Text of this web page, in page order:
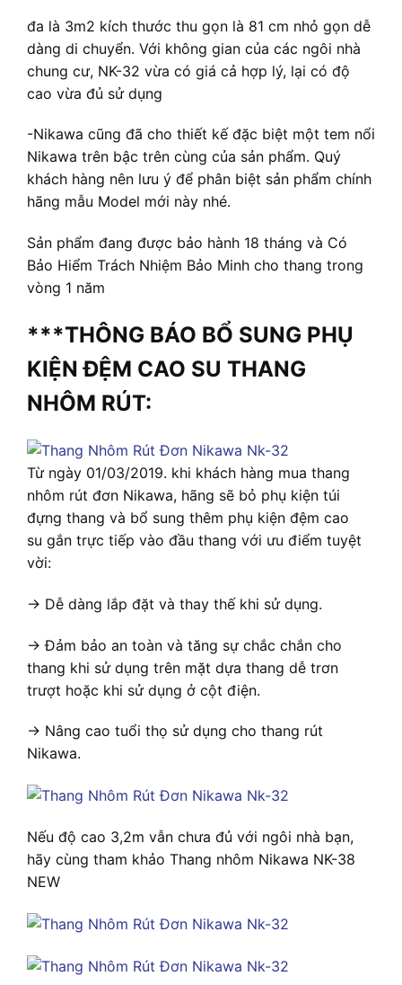
đa là 3m2 kích thước thu gọn là 81 cm nhỏ gọn dễ
dàng di chuyển. Với không gian của các ngôi nhà
chung cư, NK-32 vừa có giá cả hợp lý, lại có độ
cao vừa đủ sử dụng
-Nikawa cũng đã cho thiết kế đặc biệt một tem nổi
Nikawa trên bậc trên cùng của sản phẩm. Quý
khách hàng nên lưu ý để phân biệt sản phẩm chính
hãng mẫu Model mới này nhé.
Sản phẩm đang được bảo hành 18 tháng và Có
Bảo Hiểm Trách Nhiệm Bảo Minh cho thang trong
vòng 1 năm
***THÔNG BÁO BỔ SUNG PHỤ
KIỆN ĐỆM CAO SU THANG
NHÔM RÚT:
Từ ngày 01/03/2019. khi khách hàng mua thang
nhôm rút đơn Nikawa, hãng sẽ bỏ phụ kiện túi
đựng thang và bổ sung thêm phụ kiện đệm cao
su gắn trực tiếp vào đầu thang với ưu điểm tuyệt
vời:
-> Dễ dàng lắp đặt và thay thế khi sử dụng.
-> Đảm bảo an toàn và tăng sự chắc chắn cho
thang khi sử dụng trên mặt dựa thang dễ trơn
trượt hoặc khi sử dụng ở cột điện.
-> Nâng cao tuổi thọ sử dụng cho thang rút
Nikawa.
Nếu độ cao 3,2m vẫn chưa đủ với ngôi nhà bạn,
hãy cùng tham khảo Thang nhôm Nikawa NK-38
NEW